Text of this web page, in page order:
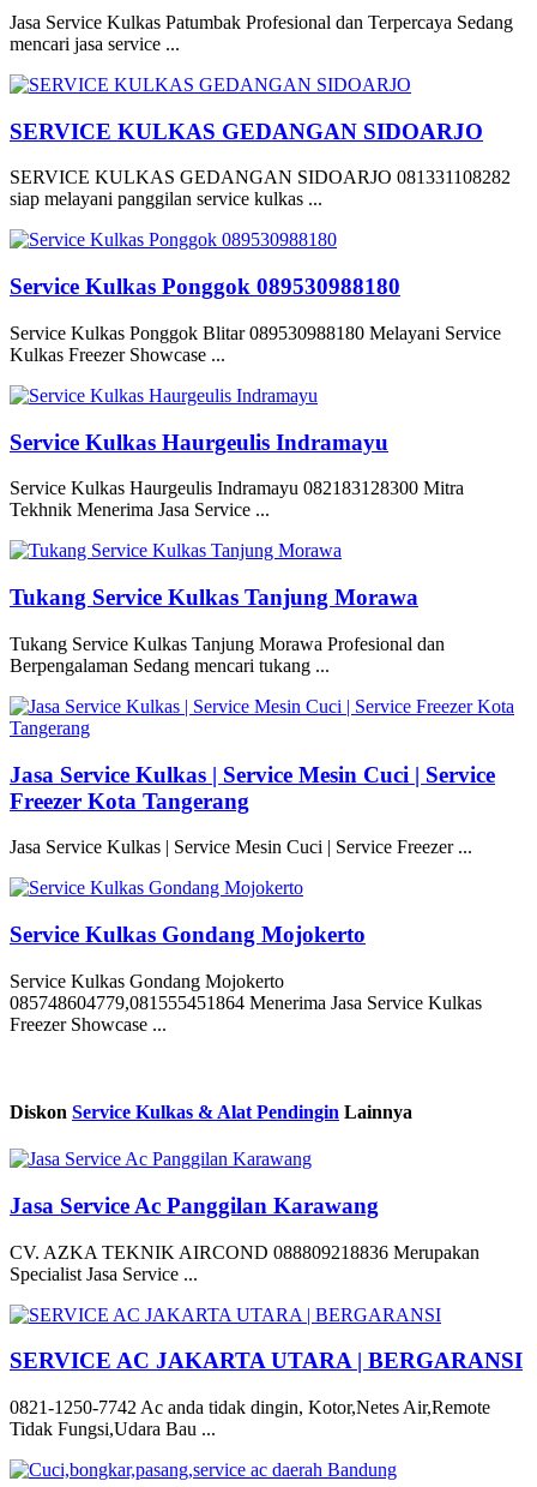
Jasa Service Kulkas Patumbak Profesional dan Terpercaya Sedang
mencari jasa service ...
SERVICE KULKAS GEDANGAN SIDOARJO
SERVICE KULKAS GEDANGAN SIDOARJO 081331108282
siap melayani panggilan service kulkas ...
Service Kulkas Ponggok 089530988180
Service Kulkas Ponggok Blitar 089530988180 Melayani Service
Kulkas Freezer Showcase ...
Service Kulkas Haurgeulis Indramayu
Service Kulkas Haurgeulis Indramayu 082183128300 Mitra
Tekhnik Menerima Jasa Service ...
Tukang Service Kulkas Tanjung Morawa
Tukang Service Kulkas Tanjung Morawa Profesional dan
Berpengalaman Sedang mencari tukang ...
Jasa Service Kulkas | Service Mesin Cuci | Service
Freezer Kota Tangerang
Jasa Service Kulkas | Service Mesin Cuci | Service Freezer ...
Service Kulkas Gondang Mojokerto
Service Kulkas Gondang Mojokerto
085748604779,081555451864 Menerima Jasa Service Kulkas
Freezer Showcase ...
Diskon Service Kulkas & Alat Pendingin Lainnya
Jasa Service Ac Panggilan Karawang
CV. AZKA TEKNIK AIRCOND 088809218836 Merupakan
Specialist Jasa Service ...
SERVICE AC JAKARTA UTARA | BERGARANSI
0821-1250-7742 Ac anda tidak dingin, Kotor,Netes Air,Remote
Tidak Fungsi,Udara Bau ...